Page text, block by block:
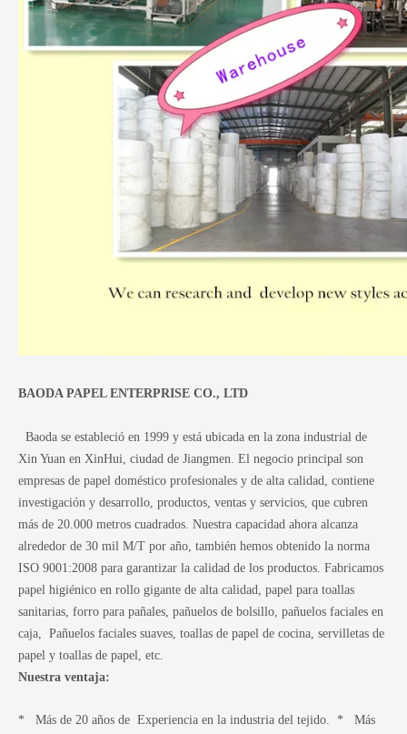
BAODA PAPEL ENTERPRISE CO., LTD
Baoda se estableció en 1999 y está ubicada en la zona industrial de
Xin Yuan en XinHui, ciudad de Jiangmen. El negocio principal son
empresas de papel doméstico profesionales y de alta calidad, contiene
investigación y desarrollo, productos, ventas y servicios, que cubren
más de 20.000 metros cuadrados. Nuestra capacidad ahora alcanza
alrededor de 30 mil M/T por año, también hemos obtenido la norma
ISO 9001:2008 para garantizar la calidad de los productos. Fabricamos
papel higiénico en rollo gigante de alta calidad, papel para toallas
sanitarias, forro para pañales, pañuelos de bolsillo, pañuelos faciales en
caja, Pañuelos faciales suaves, toallas de papel de cocina, servilletas de
papel y toallas de papel, etc.
Nuestra ventaja:
* Más de 20 años de Experiencia en la industria del tejido. * Más